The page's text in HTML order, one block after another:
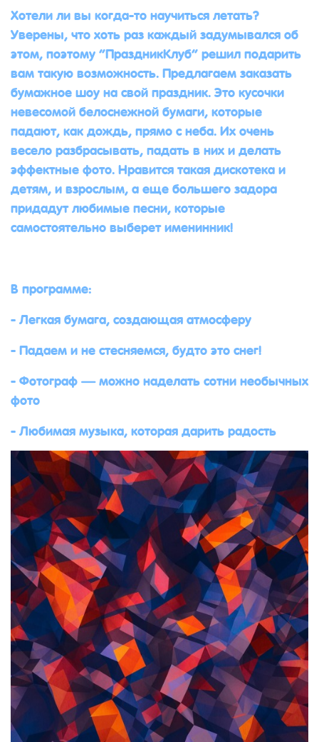
Хотели ли вы когда-то научиться летать?
Уверены, что хоть раз каждый задумывался об
этом, поэтому “ПраздникКлуб” решил подарить
вам такую возможность. Предлагаем заказать
бумажное шоу на свой праздник. Это кусочки
невесомой белоснежной бумаги, которые
падают, как дождь, прямо с неба. Их очень
весело разбрасывать, падать в них и делать
эффектные фото. Нравится такая дискотека и
детям, и взрослым, а еще большего задора
придадут любимые песни, которые
самостоятельно выберет именинник!
В программе:
- Легкая бумага, создающая атмосферу
- Падаем и не стесняемся, будто это снег!
- Фотограф — можно наделать сотни необычных
фото
- Любимая музыка, которая дарить радость